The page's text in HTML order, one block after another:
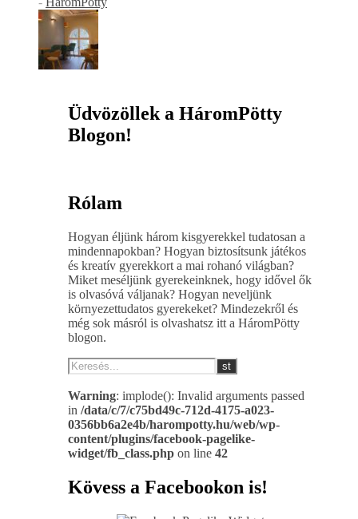
Üdvözöllek a HáromPötty
Blogon!
Rólam
Hogyan éljünk három kisgyerekkel tudatosan a
mindennapokban? Hogyan biztosítsunk játékos
és kreatív gyerekkort a mai rohanó világban?
Miket meséljünk gyerekeinknek, hogy idővel ők
is olvasóvá váljanak? Hogyan neveljünk
környezettudatos gyerekeket? Mindezekről és
még sok másról is olvashatsz itt a HáromPötty
blogon.
Warning: implode(): Invalid arguments passed
in /data/c/7/c75bd49c-712d-4175-a023-
0356bb6a2e4b/harompotty.hu/web/wp-
content/plugins/facebook-pagelike-
widget/fb_class.php on line 42
Kövess a Facebookon is!